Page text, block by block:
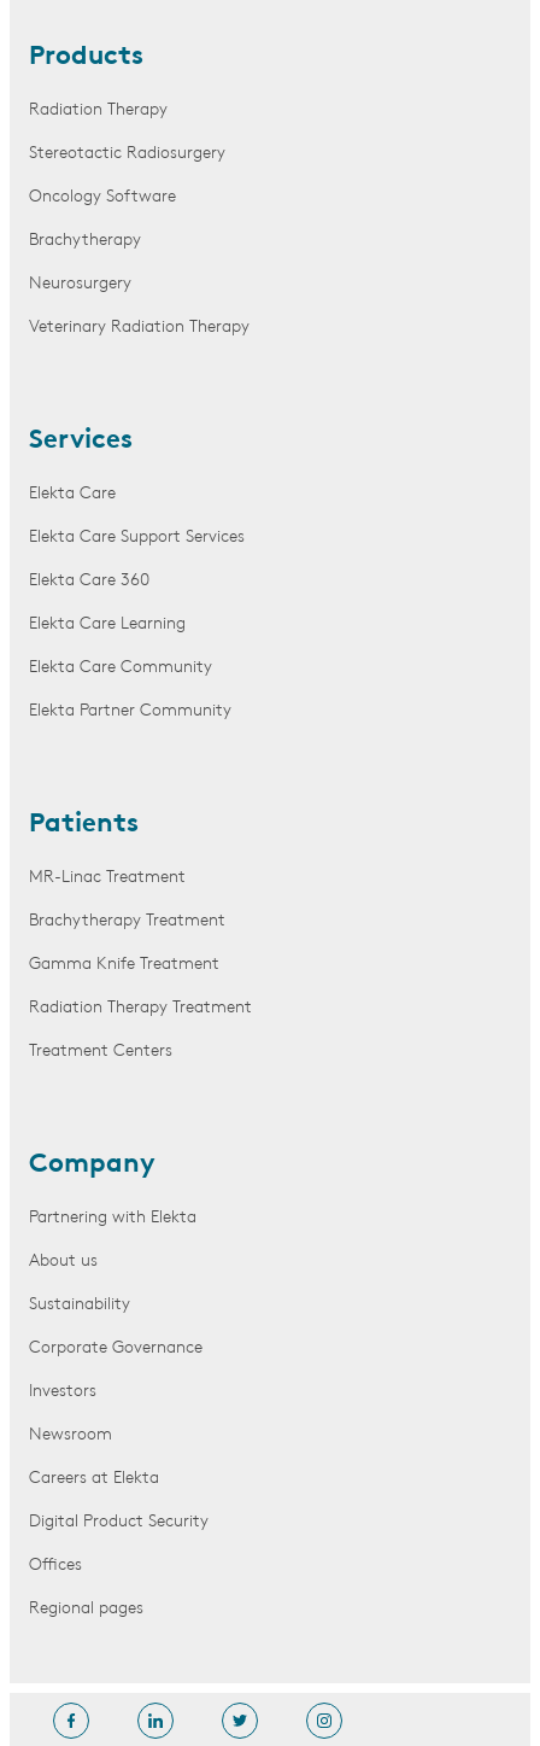
Products
Radiation Therapy
Stereotactic Radiosurgery
Oncology Software
Brachytherapy
Neurosurgery
Veterinary Radiation Therapy
Services
Elekta Care
Elekta Care Support Services
Elekta Care 360
Elekta Care Learning
Elekta Care Community
Elekta Partner Community
Patients
MR-Linac Treatment
Brachytherapy Treatment
Gamma Knife Treatment
Radiation Therapy Treatment
Treatment Centers
Company
Partnering with Elekta
About us
Sustainability
Corporate Governance
Investors
Newsroom
Careers at Elekta
Digital Product Security
Offices
Regional pages